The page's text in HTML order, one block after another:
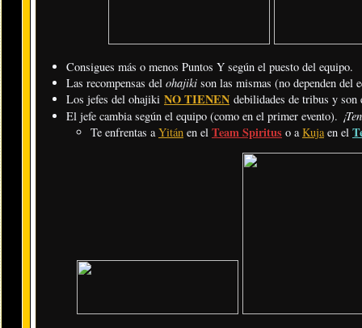
Consigues más o menos Puntos Y según el puesto del equipo.
Las recompensas del ohajiki son las mismas (no dependen del
Los jefes del ohajiki NO TIENEN debilidades de tribus y
El jefe cambia según el equipo (como en el primer evento).
Te enfrentas aYitán en el Team Spiritus o aKujaen el